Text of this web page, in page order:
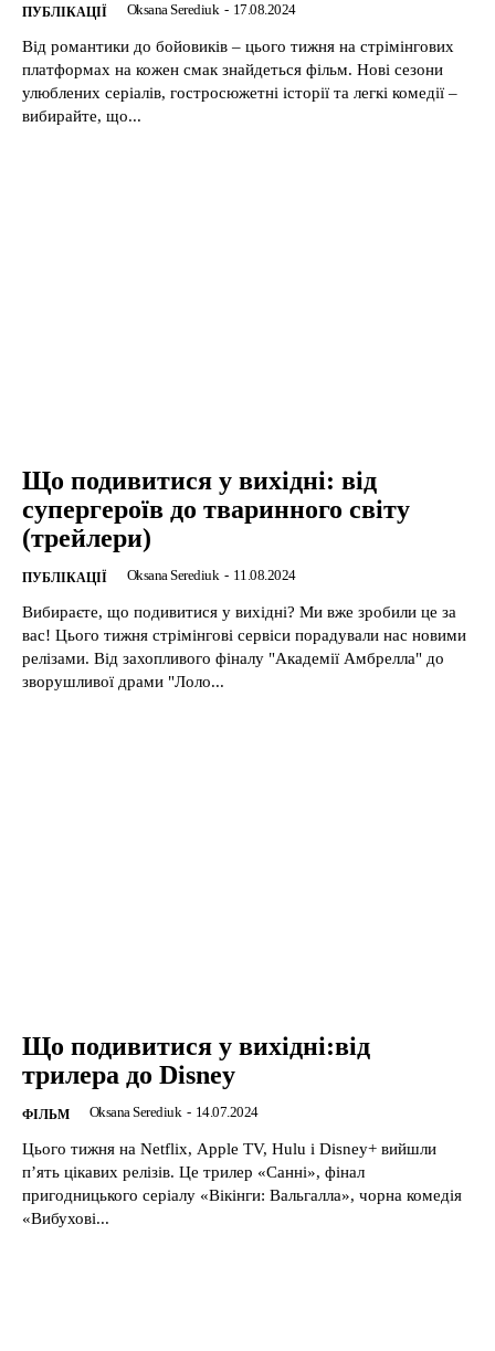
ПУБЛІКАЦІЇ Oksana Serediuk - 17.08.2024
Від романтики до бойовиків – цього тижня на стрімінгових
платформах на кожен смак знайдеться фільм. Нові сезони
улюблених серіалів, гостросюжетні історії та легкі комедії –
вибирайте, що...
Що подивитися у вихідні: від
супергероїв до тваринного світу
(трейлери)
ПУБЛІКАЦІЇ Oksana Serediuk - 11.08.2024
Вибираєте, що подивитися у вихідні? Ми вже зробили це за
вас! Цього тижня стрімінгові сервіси порадували нас новими
релізами. Від захопливого фіналу "Академії Амбрелла" до
зворушливої драми "Лоло...
Що подивитися у вихідні:від
трилера до Disney
ФІЛЬМ Oksana Serediuk - 14.07.2024
Цього тижня на Netflix, Apple TV, Hulu і Disney+ вийшли
пʼять цікавих релізів. Це трилер «Санні», фінал
пригодницького серіалу «Вікінги: Вальгалла», чорна комедія
«Вибухові...